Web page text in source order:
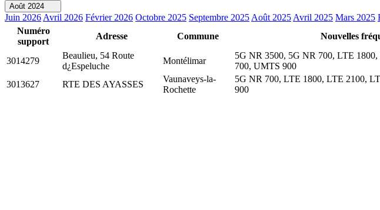
Août 2024
Juin 2026 Avril 2026 Février 2026 Octobre 2025 Septembre 2025 Août 2025 Avril 2025 Mars 2025
Numéro
support
Adresse Commune Nouvelles
3014279
Beaulieu, 54 Route
d¿Espeluche
Montélimar
5G NR 3500, 5G NR 700, LTE
700, UMTS 900
3013627 RTE DES AYASSES
Vaunaveys-la-
Rochette
5G NR 700, LTE 1800, LTE 2100,
900